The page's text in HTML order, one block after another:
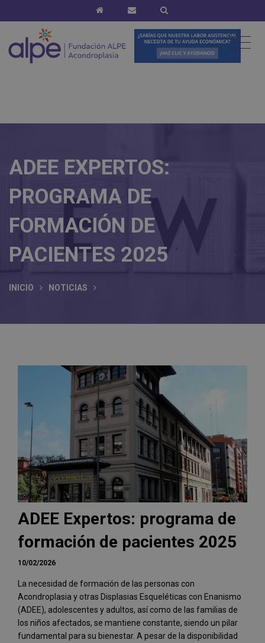
ADEE EXPERTOS:
PROGRAMA DE
FORMACIÓN DE
PACIENTES 2025
INICIO NOTICIAS
ADEE Expertos: programa de
formación de pacientes 2025
10/02/2026
La necesidad de formación de las personas con
Acondroplasia y otras Displasias Esqueléticas con Enanismo
(ADEE), adolescentes y adultos, así como de las familias de
los niños afectados, se mantiene constante, siendo un pilar
fundamental para su bienestar. A pesar de la disponibilidad